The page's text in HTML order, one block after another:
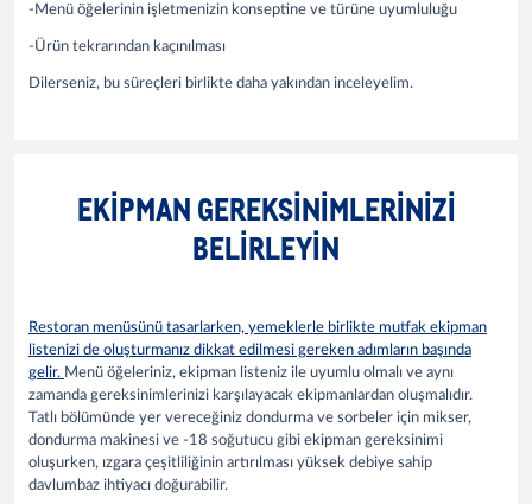
-Menü öğelerinin işletmenizin konseptine ve türüne uyumluluğu
-Ürün tekrarından kaçınılması
Dilerseniz, bu süreçleri birlikte daha yakından inceleyelim.
EKIPMAN GEREKSINIMLERINIZI
BELIRLEYIN
Restoran menüsünü tasarlarken, yemeklerle birlikte mutfak ekipman
listenizi de oluşturmanız dikkat edilmesi gereken adımların başında
gelir. Menü öğeleriniz, ekipman listeniz ile uyumlu olmalı ve aynı
zamanda gereksinimlerinizi karşılayacak ekipmanlardan oluşmalıdır.
Tatlı bölümünde yer vereceğiniz dondurma ve sorbeler için mikser,
dondurma makinesi ve -18 soğutucu gibi ekipman gereksinimi
oluşurken, ızgara çeşitliliğinin artırılması yüksek debiye sahip
davlumbaz ihtiyacı doğurabilir.